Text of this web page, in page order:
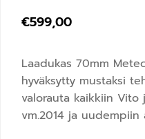
€599,00
Laadukas 70mm
hyväksytty mustaksi
valorauta kaikkiin Vito
vm.2014 ja uudempiin